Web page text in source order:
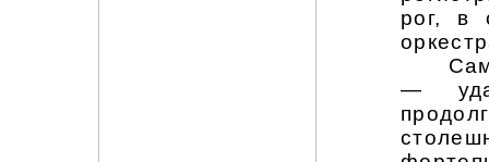
рог, в
—